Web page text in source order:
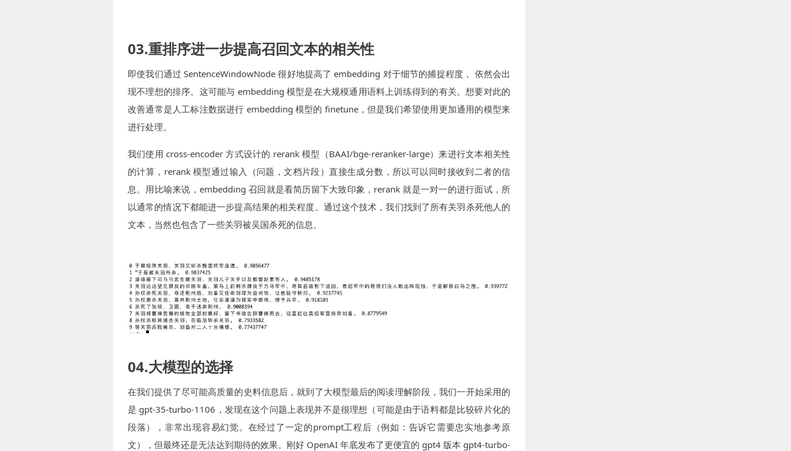
03.重排序进一步提高召回文本的相关性
即使我们通过 SentenceWindowNode 很好地提高了 embedding 对于细节的捕捉程度， 依然会出
现不理想的排序。这可能与 embedding 模型是在大规模通用语料上训练得到的有关。想要对此的
改善通常是人工标注数据进行 embedding 模型的 finetune，但是我们希望使用更加通用的模型来
进行处理。
我们使用 cross-encoder 方式设计的 rerank 模型（BAAI/bge-reranker-large）来进行文本相关性
的计算，rerank 模型通过输入（问题，文档片段）直接生成分数，所以可以同时接收到二者的信
息。用比喻来说，embedding 召回就是看简历留下大致印象，rerank 就是一对一的进行面试，所
以通常的情况下都能进一步提高结果的相关程度。通过这个技术，我们找到了所有关羽杀死他人的
文本，当然也包含了一些关羽被吴国杀死的信息。
04.大模型的选择
在我们提供了尽可能高质量的史料信息后，就到了大模型最后的阅读理解阶段，我们一开始采用的
是 gpt-35-turbo-1106，发现在这个问题上表现并不是很理想（可能是由于语料都是比较碎片化的
段落），非常出现容易幻觉。在经过了一定的prompt工程后（例如：告诉它需要忠实地参考原
文），但最终还是无法达到期待的效果。刚好 OpenAI 年底发布了更便宜的 gpt4 版本 gpt4-turbo-